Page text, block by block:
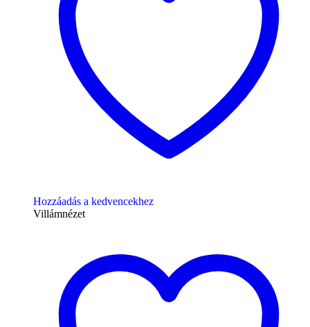
Hozzáadás a kedvencekhez
Villámnézet